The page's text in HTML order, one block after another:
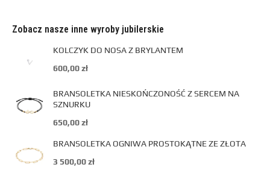
Zobacz nasze inne wyroby jubilerskie
KOLCZYK DO NOSA Z BRYLANTEM
600,00zł
BRANSOLETKA NIESKOŃCZONOŚĆ Z SERCEM NA
SZNURKU
650,00zł
BRANSOLETKA OGNIWA PROSTOKĄTNE ZE ZŁOTA
3 500,00zł